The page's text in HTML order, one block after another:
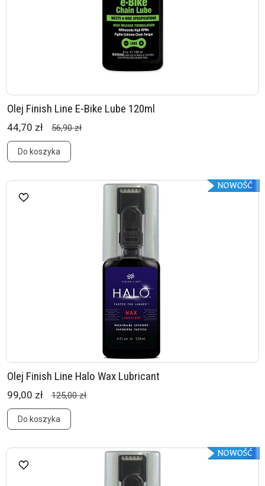
Olej Finish Line E-Bike Lube 120ml
44,70 zł 56,90 zł
Do koszyka
Olej Finish Line Halo Wax Lubricant
99,00 zł 125,00 zł
Do koszyka